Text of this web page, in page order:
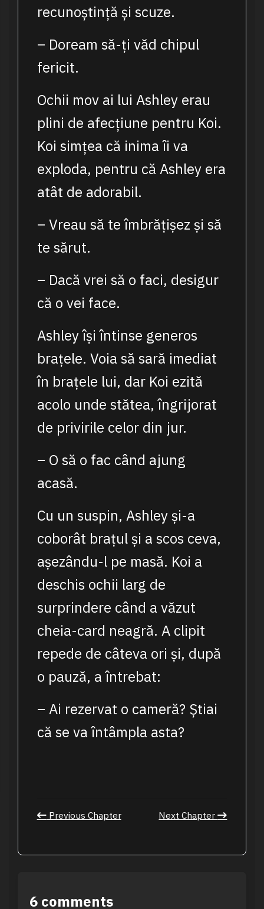
recunoștință și scuze.
– Doream să-ți văd chipul
fericit.
Ochii mov ai lui Ashley erau
plini de afecțiune pentru Koi.
Koi simțea că inima îi va
exploda, pentru că Ashley era
atât de adorabil.
– Vreau să te îmbrățișez și să
te sărut.
– Dacă vrei să o faci, desigur
că o vei face.
Ashley își întinse generos
brațele. Voia să sară imediat
în brațele lui, dar Koi ezită
acolo unde stătea, îngrijorat
de privirile celor din jur.
– O să o fac când ajung
acasă.
Cu un suspin, Ashley și-a
coborât brațul și a scos ceva,
așezându-l pe masă. Koi a
deschis ochii larg de
surprindere când a văzut
cheia-card neagră. A clipit
repede de câteva ori și, după
o pauză, a întrebat:
– Ai rezervat o cameră? Știai
că se va întâmpla asta?
Previous Chapter Next Chapter
6 comments